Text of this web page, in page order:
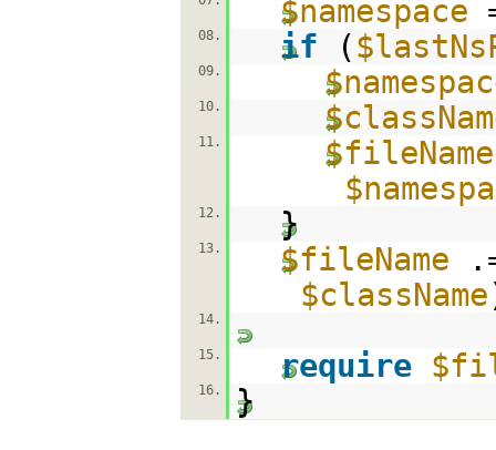
$namespace
08. if (
09.
10.
11.
$fileName
12. }
13. $fileName
$className
14.
15. require
16. }